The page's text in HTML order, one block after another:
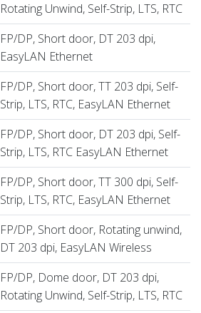
Rotating Unwind, Self-Strip, LTS, RTC
FP/DP, Short door, DT 203 dpi,
EasyLAN Ethernet
FP/DP, Short door, TT 203 dpi, Self-
Strip, LTS, RTC, EasyLAN Ethernet
FP/DP, Short door, DT 203 dpi, Self-
Strip, LTS, RTC EasyLAN Ethernet
FP/DP, Short door, TT 300 dpi, Self-
Strip, LTS, RTC, EasyLAN Ethernet
FP/DP, Short door, Rotating unwind,
DT 203 dpi, EasyLAN Wireless
FP/DP, Dome door, DT 203 dpi,
Rotating Unwind, Self-Strip, LTS, RTC